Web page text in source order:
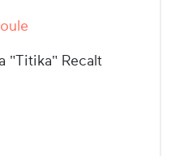
"Titika" Recalt